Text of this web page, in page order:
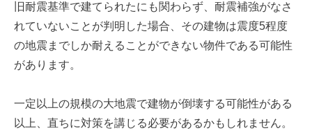
旧耐震基準で建てられたにも関わらず、耐震補強がなさ
れていないことが判明した場合、その建物は震度5程度
の地震までしか耐えることができない物件である可能性
があります。
一定以上の規模の大地震で建物が倒壊する可能性がある
以上、直ちに対策を講じる必要があるかもしれません。